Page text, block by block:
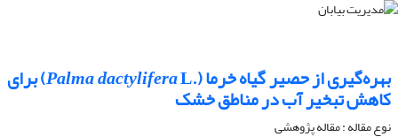
بهره‌گیری از حصیر گیاه خرما (. Palma dactyliferaL) برای
کاهش تبخیر آب در مناطق خشک
نوع مقاله : مقاله پژوهشی